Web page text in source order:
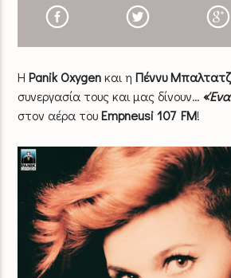
ΗPanik Oxygenκαι ηΠέννυ
συνεργασία τους και μας δίνουν…«
στον αέρα τουEmpneusi 107 FM!